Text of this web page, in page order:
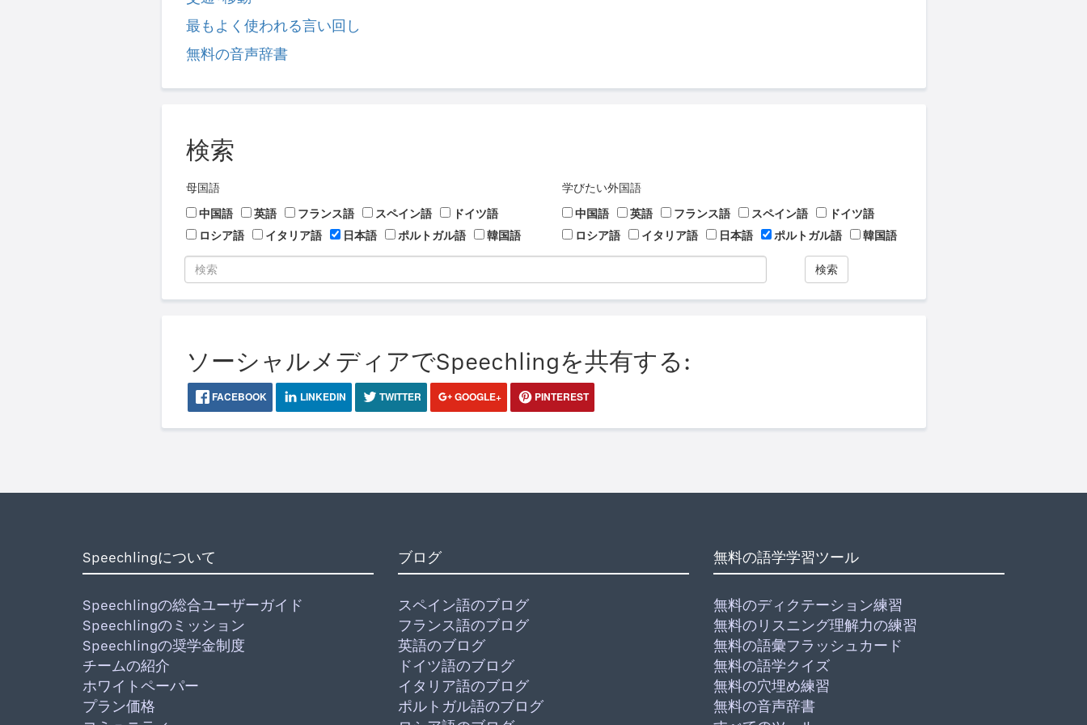
最もよく使われる言い回し
無料の音声辞書
検索
母国語
中国語
英語 フランス語 スペイン語
ドイツ語
ロシア語
イタリア語 日本語 ポルトガル語 韓国語
学びたい外国語
中国語
英語 フランス語 スペイン語
ドイツ語
ロシア語
イタリア語 日本語 ポルトガル語 韓国語
検索
ソーシャルメディアでSpeechlingを共有する:
FACEBOOK LINKEDIN TWITTER GOOGLE+ PINTEREST
Speechlingについて
Speechlingの総合ユーザーガイド
Speechlingのミッション
Speechlingの奨学金制度
チームの紹介
ホワイトペーパー
プラン価格
ブログ
スペイン語のブログ
フランス語のブログ
英語のブログ
ドイツ語のブログ
イタリア語のブログ
ポルトガル語のブログ
無料の語学学習ツール
無料のディクテーション練習
無料のリスニング理解力の練習
無料の語彙フラッシュカード
無料の語学クイズ
無料の穴埋め練習
無料の音声辞書